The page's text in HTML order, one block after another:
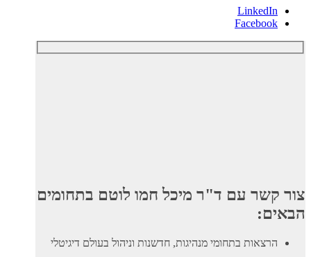
LinkedIn
Facebook
צור קשר עם ד"ר מיכל חמו לוטם בתחומים
הבאים:
הרצאות בתחומי מנהיגות, חדשנות וניהול בעולם דיגיטלי